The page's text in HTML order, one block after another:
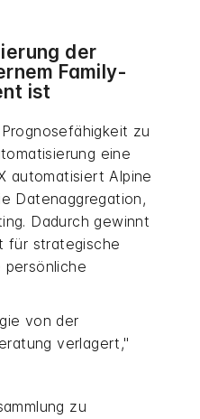
der
Family-
ist
zu
eine
automatisiert Alpine
Datenaggregation,
Dadurch gewinnt
für strategische
persönliche
von der
verlagert,"
zu